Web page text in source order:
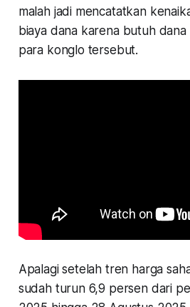
malah jadi mencatatkan
biaya dana karena butuh
para konglo tersebut.
Apalagi setelah tren harga
sudah turun 6,9 persen dari